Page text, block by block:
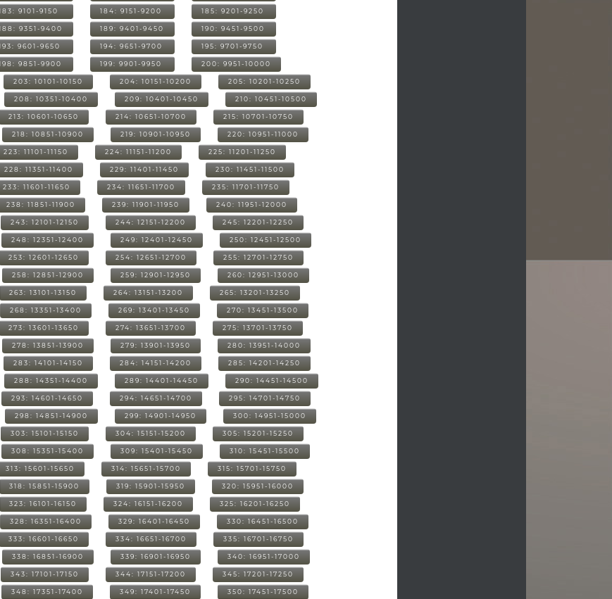
9101-9150 184: 9151-9200 185: 9201-9250
9351-9400 189: 9401-9450 190: 9451-9500
9601-9650 194: 9651-9700 195: 9701-9750
9851-9900 199: 9901-9950 200: 9951-10000
203: 10101-10150 204: 10151-10200 205: 10201-10250
208: 10351-10400 209: 10401-10450 210: 10451-10500
213: 10601-10650 214: 10651-10700 215: 10701-10750
218: 10851-10900 219: 10901-10950 220: 10951-11000
223: 11101-11150 224: 11151-11200 225: 11201-11250
228: 11351-11400 229: 11401-11450 230: 11451-11500
233: 11601-11650 234: 11651-11700 235: 11701-11750
238: 11851-11900 239: 11901-11950 240: 11951-12000
243: 12101-12150 244: 12151-12200 245: 12201-12250
248: 12351-12400 249: 12401-12450 250: 12451-12500
253: 12601-12650 254: 12651-12700 255: 12701-12750
258: 12851-12900 259: 12901-12950 260: 12951-13000
263: 13101-13150 264: 13151-13200 265: 13201-13250
268: 13351-13400 269: 13401-13450 270: 13451-13500
273: 13601-13650 274: 13651-13700 275: 13701-13750
278: 13851-13900 279: 13901-13950 280: 13951-14000
283: 14101-14150 284: 14151-14200 285: 14201-14250
288: 14351-14400 289: 14401-14450 290: 14451-14500
293: 14601-14650 294: 14651-14700 295: 14701-14750
298: 14851-14900 299: 14901-14950 300: 14951-15000
303: 15101-15150 304: 15151-15200 305: 15201-15250
308: 15351-15400 309: 15401-15450 310: 15451-15500
313: 15601-15650 314: 15651-15700 315: 15701-15750
318: 15851-15900 319: 15901-15950 320: 15951-16000
323: 16101-16150 324: 16151-16200 325: 16201-16250
328: 16351-16400 329: 16401-16450 330: 16451-16500
333: 16601-16650 334: 16651-16700 335: 16701-16750
338: 16851-16900 339: 16901-16950 340: 16951-17000
343: 17101-17150 344: 17151-17200 345: 17201-17250
348: 17351-17400 349: 17401-17450 350: 17451-17500